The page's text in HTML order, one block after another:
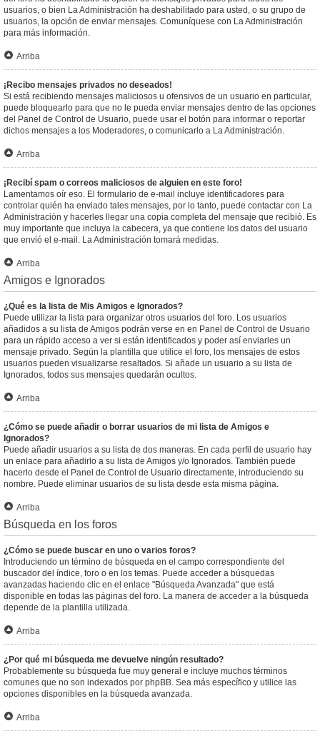
usuarios, o bien La Administración ha deshabilitado para usted, o su grupo de
usuarios, la opción de enviar mensajes. Comuníquese con La Administración
para más información.
Arriba
¡Recibo mensajes privados no deseados!
Si está recibiendo mensajes maliciosos u ofensivos de un usuario en particular,
puede bloquearlo para que no le pueda enviar mensajes dentro de las opciones
del Panel de Control de Usuario, puede usar el botón para informar o reportar
dichos mensajes a los Moderadores, o comunicarlo a La Administración.
Arriba
¡Recibí spam o correos maliciosos de alguien en este foro!
Lamentamos oír eso. El formulario de e-mail incluye identificadores para
controlar quién ha enviado tales mensajes, por lo tanto, puede contactar con La
Administración y hacerles llegar una copia completa del mensaje que recibió. Es
muy importante que incluya la cabecera, ya que contiene los datos del usuario
que envió el e-mail. La Administración tomará medidas.
Arriba
Amigos e Ignorados
¿Qué es la lista de Mis Amigos e Ignorados?
Puede utilizar la lista para organizar otros usuarios del foro. Los usuarios
añadidos a su lista de Amigos podrán verse en en Panel de Control de Usuario
para un rápido acceso a ver si están identificados y poder así enviarles un
mensaje privado. Según la plantilla que utilice el foro, los mensajes de estos
usuarios pueden visualizarse resaltados. Si añade un usuario a su lista de
Ignorados, todos sus mensajes quedarán ocultos.
Arriba
¿Cómo se puede añadir o borrar usuarios de mi lista de Amigos e
Ignorados?
Puede añadir usuarios a su lista de dos maneras. En cada perfil de usuario hay
un enlace para añadirlo a su lista de Amigos y/o Ignorados. También puede
hacerlo desde el Panel de Control de Usuario directamente, introduciendo su
nombre. Puede eliminar usuarios de su lista desde esta misma página.
Arriba
Búsqueda en los foros
¿Cómo se puede buscar en uno o varios foros?
Introduciendo un término de búsqueda en el campo correspondiente del
buscador del índice, foro o en los temas. Puede acceder a búsquedas
avanzadas haciendo clic en el enlace "Búsqueda Avanzada" que está
disponible en todas las páginas del foro. La manera de acceder a la búsqueda
depende de la plantilla utilizada.
Arriba
¿Por qué mi búsqueda me devuelve ningún resultado?
Probablemente su búsqueda fue muy general e incluye muchos términos
comunes que no son indexados por phpBB. Sea más específico y utilice las
opciones disponibles en la búsqueda avanzada.
Arriba